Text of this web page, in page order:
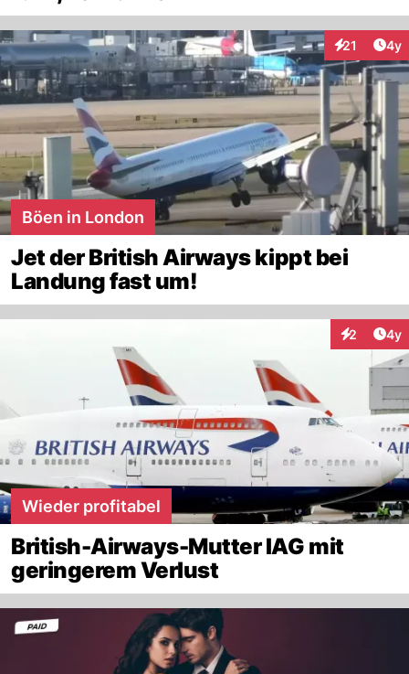
21 4y
Böen in London
Jet der British Airways kippt bei
Landung fast um!
2 4y
Wieder profitabel
British-Airways-Mutter IAG mit
geringerem Verlust